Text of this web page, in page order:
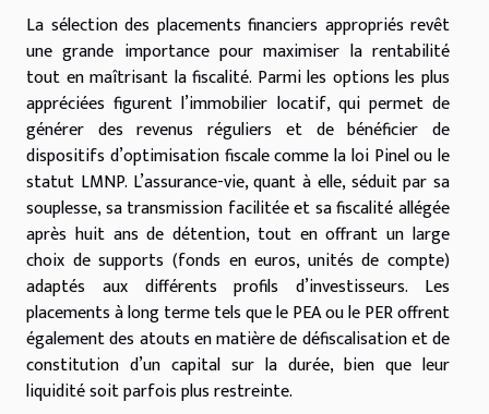
La sélection des placements financiers appropriés revêt
une grande importance pour maximiser la rentabilité
tout en maîtrisant la fiscalité. Parmi les options les plus
appréciées figurent l’immobilier locatif, qui permet de
générer des revenus réguliers et de bénéficier de
dispositifs d’optimisation fiscale comme la loi Pinel ou le
statut LMNP. L’assurance-vie, quant à elle, séduit par sa
souplesse, sa transmission facilitée et sa fiscalité allégée
après huit ans de détention, tout en offrant un large
choix de supports (fonds en euros, unités de compte)
adaptés aux différents profils d’investisseurs. Les
placements à long terme tels que le PEA ou le PER offrent
également des atouts en matière de défiscalisation et de
constitution d’un capital sur la durée, bien que leur
liquidité soit parfois plus restreinte.